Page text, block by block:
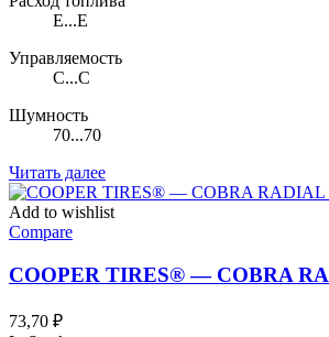
E...E
Управляемость
C...C
Шумность
70...70
Читать далее
Add to wishlist
Compare
COOPER TIRES® — COBRA
73,70 ₽